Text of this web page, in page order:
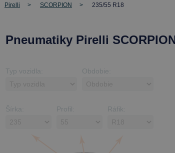
Pirelli SCORPION 235/55 R18
Pneumatiky Pirelli
Typ vozidla: Obdobie:
Šírka: Profil: Ráfik: